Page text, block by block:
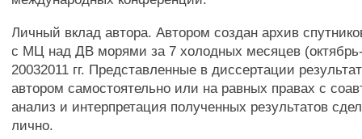
Личный вклад автора. Автором создан архив
с МЦ над ДВ морями за 7 холодных месяцев
20032011 гг. Представленные в диссертации
автором самостоятельно или на равных правах с
анализ и интерпретация полученных результатов
лично.